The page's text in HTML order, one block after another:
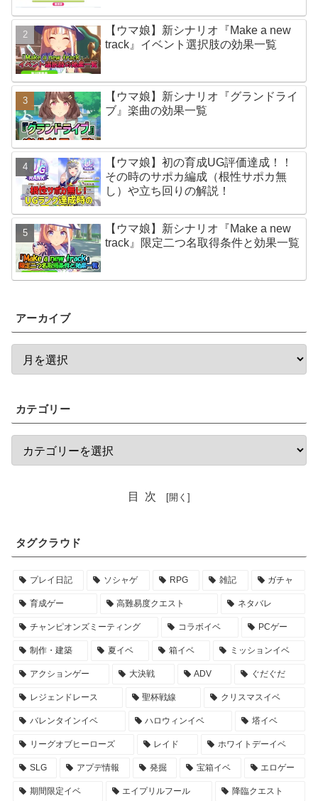
【ウマ娘】新シナリオ『Make a new
track』イベント選択肢の効果一覧
【ウマ娘】新シナリオ『グランドライ
ブ』楽曲の効果一覧
【ウマ娘】初の育成UG評価達成！！
その時のサポカ編成（根性サポカ無
し）や立ち回りの解説！
【ウマ娘】新シナリオ『Make a new
track』限定二つ名取得条件と効果一覧
アーカイブ
カテゴリー
目次
タグクラウド
プレイ日記 ソシャゲ RPG 雑記 ガチャ
育成ゲー 高難易度クエスト ネタバレ
チャンピオンズミーティング コラボイベ PCゲー
制作・建築 夏イベ 箱イベ ミッションイベ
アクションゲー 大決戦 ADV ぐだぐだ
レジェンドレース 聖杯戦線 クリスマスイベ
バレンタインイベ ハロウィンイベ 塔イベ
リーグオブヒーローズ レイド ホワイトデーイベ
SLG アプデ情報 発掘 宝箱イベ エロゲー
期間限定イベ エイプリルフール 降臨クエスト